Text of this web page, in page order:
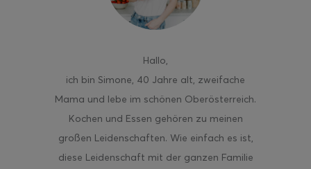
Hallo,
ich bin Simone, 40 Jahre alt, zweifache
Mama und lebe im schönen Oberösterreich.
Kochen und Essen gehören zu meinen
großen Leidenschaften. Wie einfach es ist,
diese Leidenschaft mit der ganzen Familie